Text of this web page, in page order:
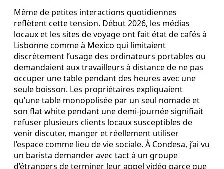
Même de petites interactions quotidiennes
reflètent cette tension. Début 2026, les médias
locaux et les sites de voyage ont fait état de cafés à
Lisbonne comme à Mexico qui limitaient
discrètement l’usage des ordinateurs portables ou
demandaient aux travailleurs à distance de ne pas
occuper une table pendant des heures avec une
seule boisson. Les propriétaires expliquaient
qu’une table monopolisée par un seul nomade et
son flat white pendant une demi-journée signifiait
refuser plusieurs clients locaux susceptibles de
venir discuter, manger et réellement utiliser
l’espace comme lieu de vie sociale. À Condesa, j’ai vu
un barista demander avec tact à un groupe
d’étrangers de terminer leur appel vidéo parce que